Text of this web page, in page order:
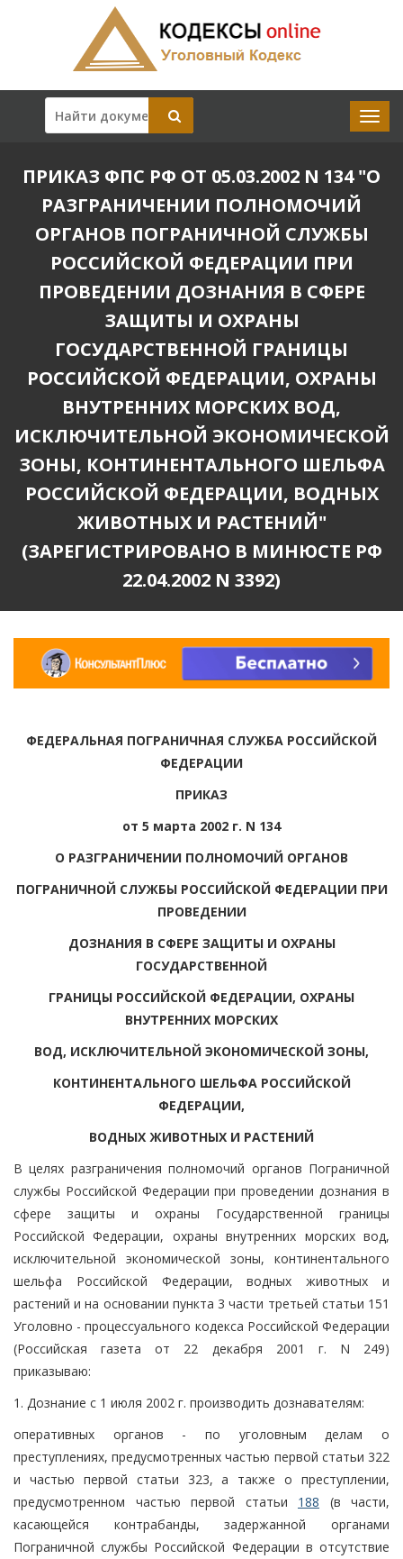
ПРИКАЗ ФПС РФ ОТ 05.03.2002 N 134 "О
РАЗГРАНИЧЕНИИ ПОЛНОМОЧИЙ
ОРГАНОВ ПОГРАНИЧНОЙ СЛУЖБЫ
РОССИЙСКОЙ ФЕДЕРАЦИИ ПРИ
ПРОВЕДЕНИИ ДОЗНАНИЯ В СФЕРЕ
ЗАЩИТЫ И ОХРАНЫ
ГОСУДАРСТВЕННОЙ ГРАНИЦЫ
РОССИЙСКОЙ ФЕДЕРАЦИИ, ОХРАНЫ
ВНУТРЕННИХ МОРСКИХ ВОД,
ИСКЛЮЧИТЕЛЬНОЙ ЭКОНОМИЧЕСКОЙ
ЗОНЫ, КОНТИНЕНТАЛЬНОГО ШЕЛЬФА
РОССИЙСКОЙ ФЕДЕРАЦИИ, ВОДНЫХ
ЖИВОТНЫХ И РАСТЕНИЙ"
(ЗАРЕГИСТРИРОВАНО В МИНЮСТЕ РФ
22.04.2002 N 3392)
ФЕДЕРАЛЬНАЯ ПОГРАНИЧНАЯ СЛУЖБА РОССИЙСКОЙ
ФЕДЕРАЦИИ
ПРИКАЗ
от 5 марта 2002 г. N 134
О РАЗГРАНИЧЕНИИ ПОЛНОМОЧИЙ ОРГАНОВ
ПОГРАНИЧНОЙ СЛУЖБЫ РОССИЙСКОЙ ФЕДЕРАЦИИ ПРИ
ПРОВЕДЕНИИ
ДОЗНАНИЯ В СФЕРЕ ЗАЩИТЫ И ОХРАНЫ
ГОСУДАРСТВЕННОЙ
ГРАНИЦЫ РОССИЙСКОЙ ФЕДЕРАЦИИ, ОХРАНЫ
ВНУТРЕННИХ МОРСКИХ
ВОД, ИСКЛЮЧИТЕЛЬНОЙ ЭКОНОМИЧЕСКОЙ ЗОНЫ,
КОНТИНЕНТАЛЬНОГО ШЕЛЬФА РОССИЙСКОЙ
ФЕДЕРАЦИИ,
ВОДНЫХ ЖИВОТНЫХ И РАСТЕНИЙ
В целях разграничения полномочий органов Пограничной
службы Российской Федерации при проведении дознания в
сфере защиты и охраны Государственной границы
Российской Федерации, охраны внутренних морских вод,
исключительной экономической зоны, континентального
шельфа Российской Федерации, водных животных и
растений и на основании пункта 3 части третьей статьи 151
Уголовно - процессуального кодекса Российской Федерации
(Российская газета от 22 декабря 2001 г. N 249)
приказываю:
1. Дознание с 1 июля 2002 г. производить дознавателям:
оперативных органов - по уголовным делам о
преступлениях, предусмотренных частью первой статьи 322
и частью первой статьи 323, а также о преступлении,
предусмотренном частью первой статьи 188 (в части,
касающейся контрабанды, задержанной органами
Пограничной службы Российской Федерации в отсутствие